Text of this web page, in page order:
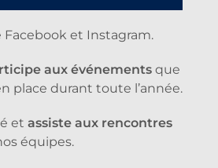
Facebook et Instagram.
aux événements que
place durant toute l’année.
et assiste aux rencontres
équipes.